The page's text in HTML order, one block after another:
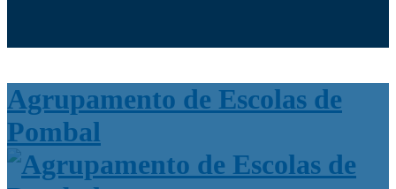
for:
Agrupamento de Escolas de
Pombal